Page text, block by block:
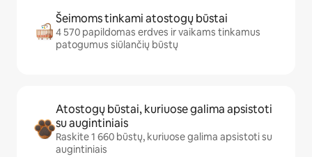
Šeimoms tinkami atostogų būstai
4 570 papildomas erdves ir vaikams tinkamus
patogumus siūlančių būstų
Atostogų būstai, kuriuose galima apsistoti
su augintiniais
Raskite 1 660 būstų, kuriuose galima apsistoti su
augintiniais